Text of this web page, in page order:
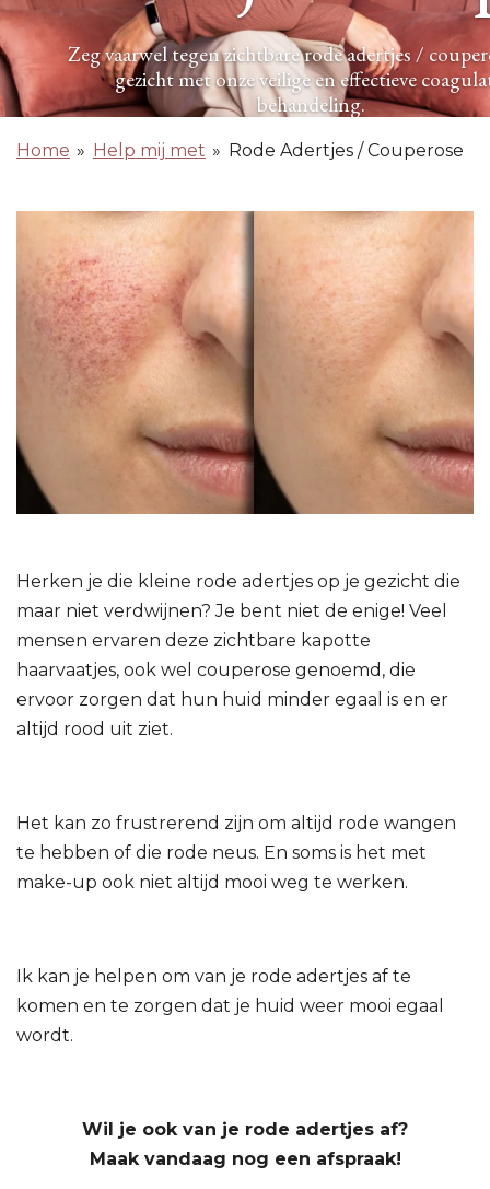
Zeg vaarwel tegen zichtbare rode adertjes /
gezicht met onze veilige en effectieve
behandeling.
Home » Help mij met » Rode Adertjes / Couperose
Herken je die kleine rode adertjes op je gezicht die
maar niet verdwijnen? Je bent niet de enige! Veel
mensen ervaren deze zichtbare kapotte
haarvaatjes, ook wel couperose genoemd, die
ervoor zorgen dat hun huid minder egaal is en er
altijd rood uit ziet.
Het kan zo frustrerend zijn om altijd rode wangen
te hebben of die rode neus. En soms is het met
make-up ook niet altijd mooi weg te werken.
Ik kan je helpen om van je rode adertjes af te
komen en te zorgen dat je huid weer mooi egaal
wordt.
Wil je ook van je rode adertjes af?
Maak vandaag nog een afspraak!